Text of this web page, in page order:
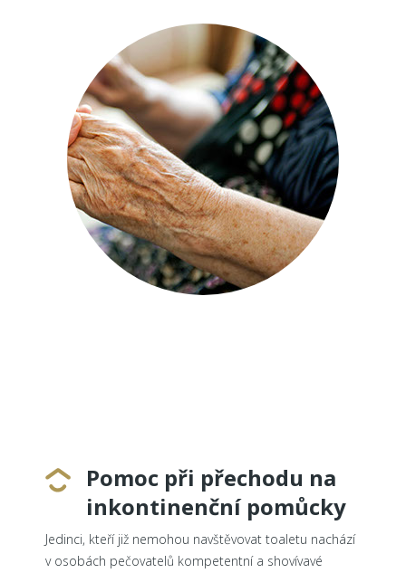
Pomoc při přechodu na
inkontinenční pomůcky
Jedinci, kteří již nemohou navštěvovat toaletu nachází
v osobách pečovatelů kompetentní a shovívavé